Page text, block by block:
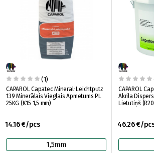
(1)
CAPAROL Capatec Mineral-Leichtputz
139 Minerālais Vieglais Apmetums PL
25KG (K15 1,5 mm)
14.16 €/pcs
1,5mm
CAPAROL
Akrila
Lietutiņš
46.26 €/